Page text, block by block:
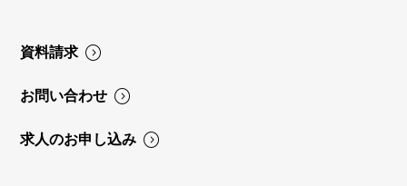
資料請求
お問い合わせ
求人のお申し込み